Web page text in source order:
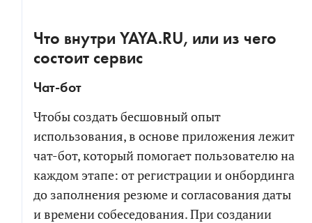
Что внутри YAYA.RU, или из чего
состоит сервис
Чат-бот
Чтобы создать бесшовный опыт
использования, в основе приложения лежит
чат-бот, который помогает пользователю на
каждом этапе: от регистрации и онбординга
до заполнения резюме и согласования даты
и времени собеседования. При создании